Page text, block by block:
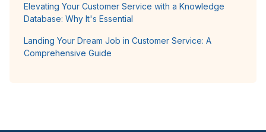
Elevating Your Customer Service with a Knowledge
Database: Why It's Essential
Landing Your Dream Job in Customer Service: A
Comprehensive Guide